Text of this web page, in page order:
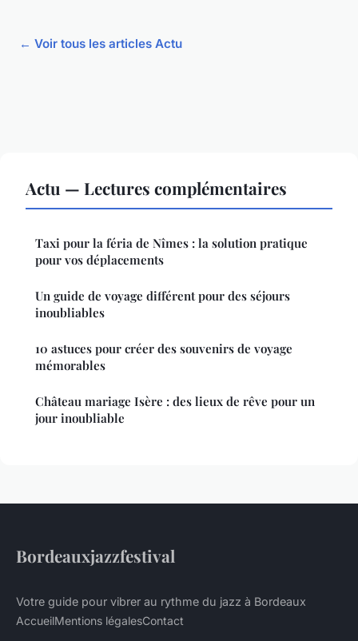
← Voir tous les articles Actu
Actu — Lectures complémentaires
Taxi pour la féria de Nîmes : la solution pratique
pour vos déplacements
Un guide de voyage différent pour des séjours
inoubliables
10 astuces pour créer des souvenirs de voyage
mémorables
Château mariage Isère : des lieux de rêve pour un
jour inoubliable
Bordeauxjazzfestival
Votre guide pour vibrer au rythme du jazz à Bordeaux
AccueilMentions légalesContact